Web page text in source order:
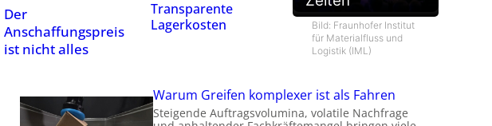
Der
Anschaffungspreis
ist nicht alles
Transparente
Lagerkosten
Bild: Fraunhofer Institut
für Materialfluss und
Logistik (IML)
Warum Greifen komplexer ist als Fahren
Steigende Auftragsvolumina, volatile Nachfrage